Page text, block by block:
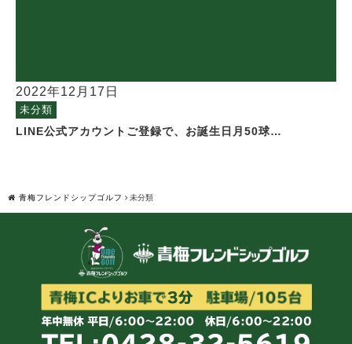
2022年12月17日
未分類
LINE公式アカウントご登録で、お誕生日月50球…
青梅フレンドシップゴルフ 未分類